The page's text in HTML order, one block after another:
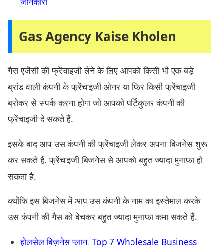
Gas Agency Kaise Kholen
गैस एजेंसी की फ्रेंचाइजी लेने के लिए आपको किसी भी एक बड़े
ब्रांड वाली कंपनी के फ्रेंचाइजी ओनर या फिर किसी फ्रेंचाइजी
ब्रोकर से संपर्क करना होगा जो आपको पर्टिकुलर कंपनी की
फ्रेंचाइजी दे सकते हैं.
इसके बाद आप उस कंपनी की फ्रेंचाइजी लेकर अपना बिजनेस शुरू
कर सकते हैं. फ्रेंचाइजी बिजनेस से आपको बहुत ज्यादा मुनाफा हो
सकता है.
क्योंकि इस बिजनेस में आप उस कंपनी के नाम का इस्तेमाल करके
उस कंपनी की गैस को बेचकर बहुत ज्यादा मुनाफा कमा सकते हैं.
होलसेल बिज़नेस प्लान, Top 7 Wholesale Business